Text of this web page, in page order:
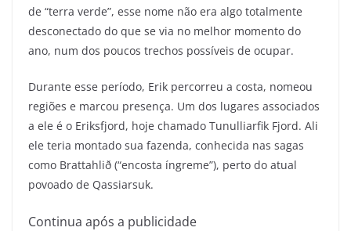
de “terra verde”, esse nome não era algo totalmente
desconectado do que se via no melhor momento do
ano, num dos poucos trechos possíveis de ocupar.
Durante esse período, Erik percorreu a costa, nomeou
regiões e marcou presença. Um dos lugares associados
a ele é o Eriksfjord, hoje chamado Tunulliarfik Fjord. Ali
ele teria montado sua fazenda, conhecida nas sagas
como Brattahlið (“encosta íngreme”), perto do atual
povoado de Qassiarsuk.
Continua após a publicidade